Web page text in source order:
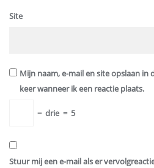
Site
Mijn naam, e-mail en site opslaan in
keer wanneer ik een reactie plaats.
− drie = 5
Stuur mij een e-mail als er